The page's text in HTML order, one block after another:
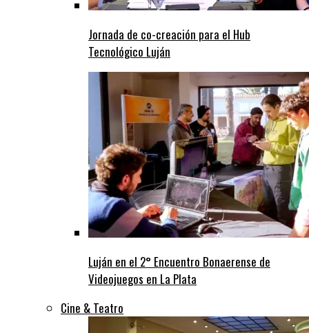
Jornada de co-creación para el Hub
Tecnológico Luján
Luján en el 2° Encuentro Bonaerense de
Videojuegos en La Plata
Cine & Teatro